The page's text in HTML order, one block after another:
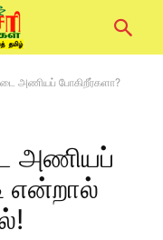
அணியப் போகிறீர்களா?
அணியப்
என்றால்